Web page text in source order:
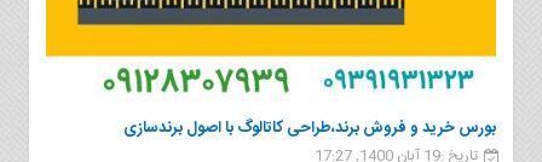
بورس خرید و فروش برند،طراحی کاتالوگ با اصول برندسازی
تاریخ :19 آبان 1400, 17:27